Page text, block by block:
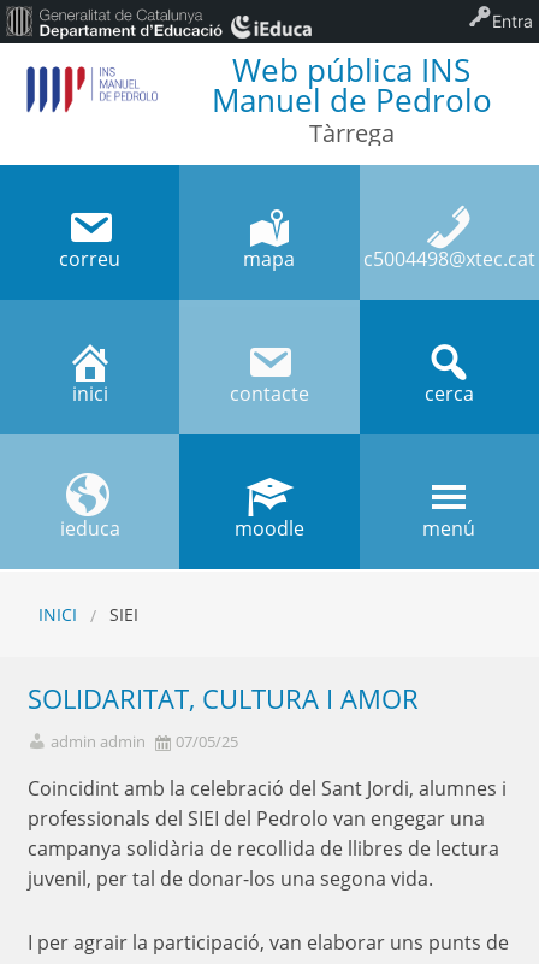
Web pública INS
Manuel de Pedrolo
Tàrrega
correu mapa c5004498@xtec.cat
inici contacte cerca
ieduca moodle menú
INICI SIEI
SOLIDARITAT, CULTURA I AMOR
admin admin 07/05/25
Coincidint amb la celebració del Sant Jordi, alumnes i
professionals del SIEI del Pedrolo van engegar una
campanya solidària de recollida de llibres de lectura
juvenil, per tal de donar-los una segona vida.
I per agrair la participació, van elaborar uns punts de
Entra